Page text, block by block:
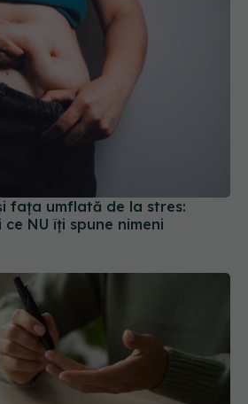
fața umflată de la stres:
NU îți spune nimeni